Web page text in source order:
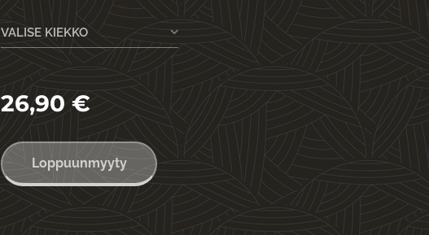
VALISE KIEKKO
26,90€
Loppuunmyyty